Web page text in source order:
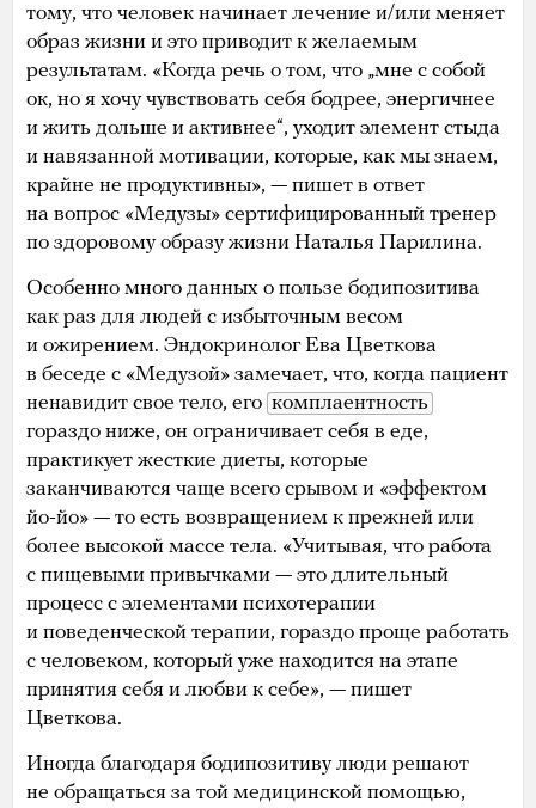
тому, что человек начинает лечение и/или меняет
образ жизни и это приводит к желаемым
результатам. «Когда речь о том, что „мне с собой
ок, но я хочу чувствовать себя бодрее, энергичнее
и жить дольше и активнее“, уходит элемент стыда
и навязанной мотивации, которые, как мы знаем,
крайне не продуктивны», — пишет в ответ
на вопрос «Медузы» сертифицированный тренер
по здоровому образу жизни Наталья Парилина.
Особенно много данных о пользе бодипозитива
как раз для людей с избыточным весом
и ожирением. Эндокринолог Ева Цветкова
в беседе с «Медузой» замечает, что, когда пациент
ненавидит свое тело, его комплаентность
гораздо ниже, он ограничивает себя в еде,
практикует жесткие диеты, которые
заканчиваются чаще всего срывом и «эффектом
йо-йо» — то есть возвращением к прежней или
более высокой массе тела. «Учитывая, что работа
с пищевыми привычками — это длительный
процесс с элементами психотерапии
и поведенческой терапии, гораздо проще работать
с человеком, который уже находится на этапе
принятия себя и любви к себе», — пишет
Цветкова.
Иногда благодаря бодипозитиву люди решают
не обращаться за той медицинской помощью,